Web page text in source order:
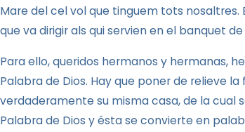
Mare del cel vol que tinguem tots nosaltres.
que va dirigir als qui servien en el banquet de
Para ello, queridos hermanos y hermanas,
Palabrade Dios. Hay que poner de relieve
verdaderamente su misma casa, de la cual
Palabrade Dios y ésta se convierte en